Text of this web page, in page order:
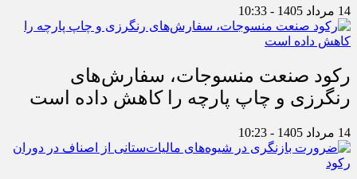
14 مرداد 1405 - 10:33
رکود صنعت منسوجات، سفارش‌های
رنگرزی و چاپ پارچه را کاهش داده است
14 مرداد 1405 - 10:23